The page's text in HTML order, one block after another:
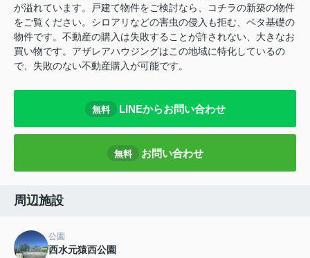
が溢れています。戸建て物件をご検討なら、コチラの新築の物件
をご覧ください。シロアリなどの害虫の侵入も拒む、ベタ基礎の
物件です。不動産の購入は失敗することが許されない、大きなお
買い物です。アザレアハウジングはこの地域に特化しているの
で、失敗のない不動産購入が可能です。
無料 LINEからお問い合わせ
無料 お問い合わせ
周辺施設
公園
西水元猿西公園